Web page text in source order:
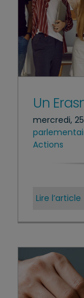
Un
mercredi,
Actions
Lire l’article